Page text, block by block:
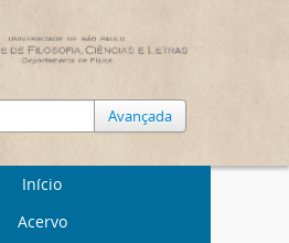
Avançada
Início
Acervo